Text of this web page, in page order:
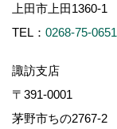
上田市上田1360-1
TEL： 0268-75-0651
諏訪支店
〒391-0001
茅野市ちの2767-2